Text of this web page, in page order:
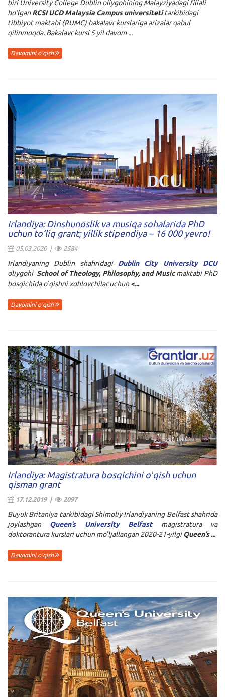
biri University College Dublin oliygohining Malayziyadagi filiali
bo’lganRCSI UCD Malaysia Campus universitetitarkibidagi
tibbiyot maktabi (RUMC) bakalavr kurslariga arizalar qabul
qilinmoqda. Bakalavr kursi 5 yil davom ...
Davomini o'qish
Irlandiya: Dinshunoslik va musiqa sohalarida PhD
uchun to’liq grant; yillik stipendiya – 16 000 yevro!
05.03.2020 | 2584
Irlandiyaning Dublin shahridagi Dublin City University DCU
oliygohiSchool of Theology, Philosophy, and Musicmaktabi PhD
bosqichida oʻqishni xohlovchilar uchun<...
Davomini o'qish
Irlandiya: Magistratura bosqichini oʻqish uchun
qisman grant
17.12.2019 | 2097
Buyuk Britaniya tarkibidagi Shimoliy Irlandiyaning Belfast shahrida
joylashgan Queen’s University Belfastmagistratura va
doktorantura kurslari uchun moʻljallangan 2020-21-yilgiQueen’s ...
Davomini o'qish